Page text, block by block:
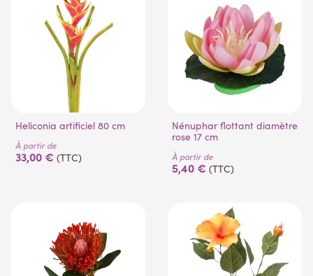
Heliconia artificiel 80 cm
À partir de
33,00 € (TTC)
Nénuphar flottant diamètre
rose 17 cm
À partir de
5,40 € (TTC)